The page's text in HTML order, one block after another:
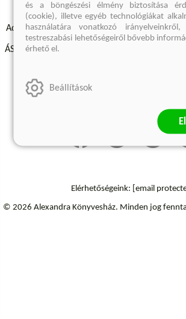
Adatvédelmi szabályzatok Elállási
ÁSZF - Vásárlási feltételek
Szállítási információk
Elérhetőségeink: [email
© 2026 Alexandra Könyvesház. Minden jog
és a böngészési élmény biztosítása
(cookie), illetve egyéb technológiákat
használatára vonatkozó
testreszabási lehetőségeiről bővebb
érhető el.
Beállítások